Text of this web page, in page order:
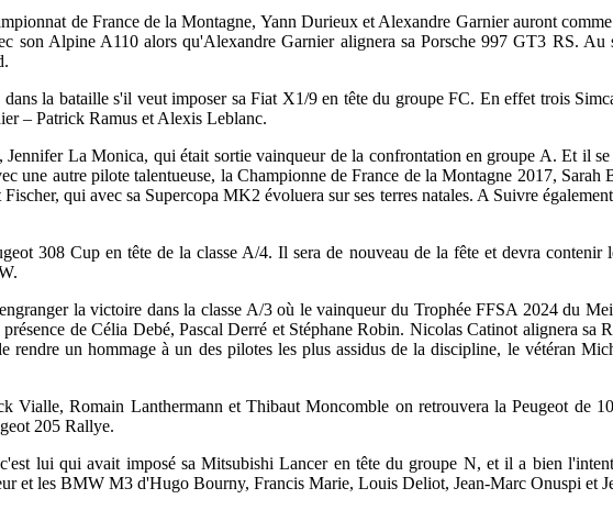
de France de la Montagne, Yann Durieux et Alexandre Garnier auront
son Alpine A110 alors qu'Alexandre Garnier alignera sa Porsche 997 GT3 RS.
la bataille s'il veut imposer sa Fiat X1/9 en tête du groupe FC. En effet trois
– Patrick Ramus et Alexis Leblanc.
La Monica, qui était sortie vainqueur de la confrontation en groupe A. Et il
une autre pilote talentueuse, la Championne de France de la Montagne 2017,
qui avec sa Supercopa MK2 évoluera sur ses terres natales. A Suivre
308 Cup en tête de la classe A/4. Il sera de nouveau de la fête et devra
la victoire dans la classe A/3 où le vainqueur du Trophée FFSA 2024 du
de Célia Debé, Pascal Derré et Stéphane Robin. Nicolas Catinot alignera
un hommage à un des pilotes les plus assidus de la discipline, le vétéran
Vialle, Romain Lanthermann et Thibaut Moncomble on retrouvera la Peugeot de
205 Rallye.
lui qui avait imposé sa Mitsubishi Lancer en tête du groupe N, et il a bien
et les BMW M3 d'Hugo Bourny, Francis Marie, Louis Deliot, Jean-Marc Onuspi et